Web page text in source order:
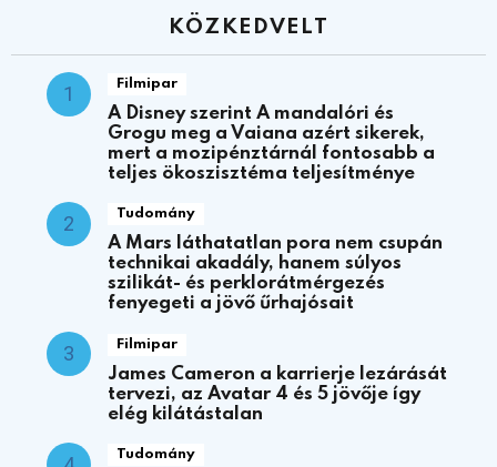
KÖZKEDVELT
Filmipar
A Disney szerint A mandalóri és
Grogu meg a Vaiana azért sikerek,
mert a mozipénztárnál fontosabb a
teljes ökoszisztéma teljesítménye
Tudomány
A Mars láthatatlan pora nem csupán
technikai akadály, hanem súlyos
szilikát- és perklorátmérgezés
fenyegeti a jövő űrhajósait
Filmipar
James Cameron a karrierje lezárását
tervezi, az Avatar 4 és 5 jövője így
elég kilátástalan
Tudomány